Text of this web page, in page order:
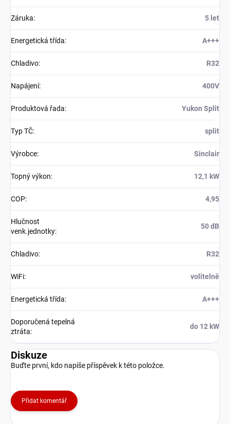
Záruka: 5 let
Energetická třída: A+++
Chladivo: R32
Napájení: 400V
Produktová řada: Yukon Split
Typ TČ: split
Výrobce: Sinclair
Topný výkon: 12,1 kW
COP: 4,95
Hlučnost
venk.jednotky:
50 dB
Chladivo: R32
WiFi: volitelně
Energetická třída: A+++
Doporučená tepelná
ztráta:
do 12 kW
Diskuze
Buďte první, kdo napíše příspěvek k této položce.
Přidat komentář